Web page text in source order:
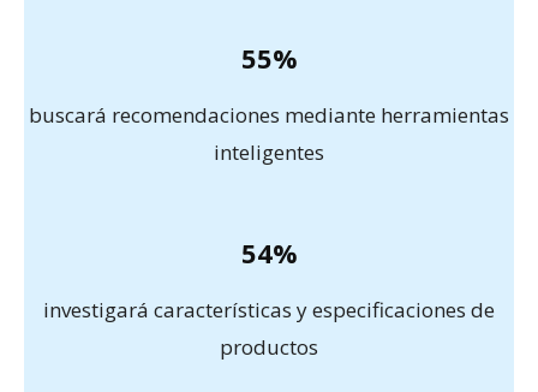
55%
buscará recomendaciones mediante herramientas
inteligentes
54%
investigará características y especificaciones de
productos